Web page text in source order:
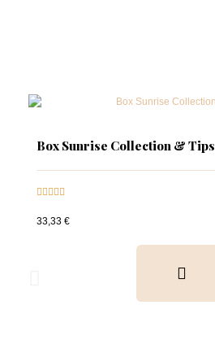
Box Sunrise Collection & Tips

33,33 €